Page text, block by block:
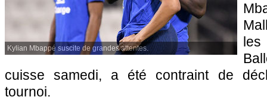
Kylian Mbappé suscite de grandes attentes.
cuisse samedi, a été contraint de
tournoi.